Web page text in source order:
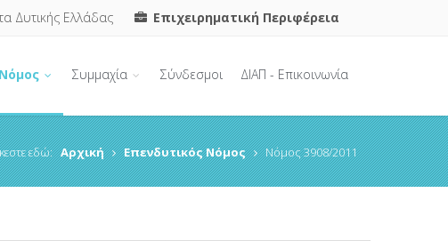
Δυτικής Ελλάδας Επιχειρηματική Περιφέρεια
Συμμαχία Σύνδεσμοι ΔΙΑΠ - Επικοινωνία
εδώ: Αρχική Επενδυτικός Νόμος Νόμος 3908/2011